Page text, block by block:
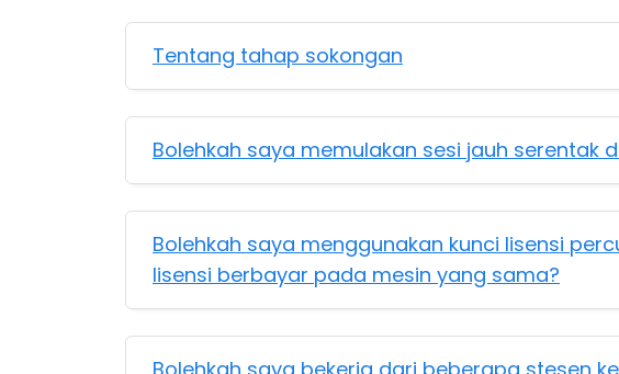
Tentang tahap sokongan
Bolehkah saya memulakan sesi jauh serentak
Bolehkah saya menggunakan kunci lisensi
lisensi berbayar pada mesin yang sama?